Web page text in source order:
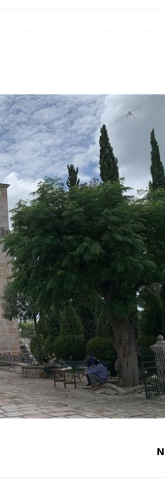
avioneta de la playa
JAMAICA
de manera sostenible
SEYCHELLES
de Baréin
BARÉIN
de Malabo GUINEA ECUATORIAL